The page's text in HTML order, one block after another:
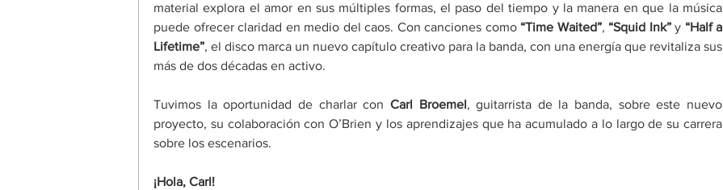
material explora el amor en sus múltiples formas, el paso del tiempo y la manera en que la música
puede ofrecer claridad en medio del caos. Con canciones como “Time Waited”, “Squid Ink” y “Half a
Lifetime”, el disco marca un nuevo capítulo creativo para la banda, con una energía que revitaliza sus
más de dos décadas en activo.
Tuvimos la oportunidad de charlar con Carl Broemel, guitarrista de la banda, sobre este nuevo
proyecto, su colaboración con O’Brien y los aprendizajes que ha acumulado a lo largo de su carrera
sobre los escenarios.
¡Hola, Carl!